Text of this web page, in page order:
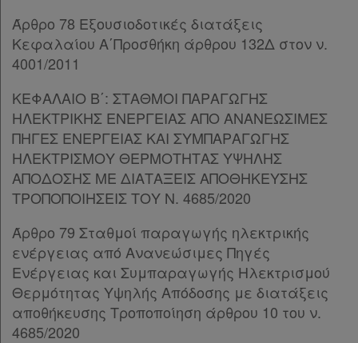
Παρ.5
Άρθρο 40 [-]
Παρ.2
Παρ.3
Παρ.4
Παρ.5
Άρθρο 41 [-]
Παρ.1
Παρ.2
Παρ.3
Παρ.4
Παρ.5
Παρ.6
Παρ.7
Παρ.8
Άρθρο 78 Εξουσιοδοτικές διατάξεις
Κεφαλαίου Α΄Προσθήκη άρθρου 132Δ στον ν.
4001/2011
ΚΕΦΑΛΑΙΟ Β΄: ΣΤΑΘΜΟΙ ΠΑΡΑΓΩΓΗΣ
ΗΛΕΚΤΡΙΚΗΣ ΕΝΕΡΓΕΙΑΣ ΑΠΟ ΑΝΑΝΕΩΣΙΜΕΣ
ΠΗΓΕΣ ΕΝΕΡΓΕΙΑΣ ΚΑΙ ΣΥΜΠΑΡΑΓΩΓΗΣ
ΗΛΕΚΤΡΙΣΜΟΥ ΘΕΡΜΟΤΗΤΑΣ ΥΨΗΛΗΣ
ΑΠΟΔΟΣΗΣ ΜΕ ΔΙΑΤΑΞΕΙΣ ΑΠΟΘΗΚΕΥΣΗΣ
ΤΡΟΠΟΠΟΙΗΣΕΙΣ ΤΟΥ Ν. 4685/2020
Άρθρο 79 Σταθμοί παραγωγής ηλεκτρικής
ενέργειας από Ανανεώσιμες Πηγές
Ενέργειας και Συμπαραγωγής Ηλεκτρισμού
Θερμότητας Υψηλής Απόδοσης με διατάξεις
αποθήκευσης Τροποποίηση άρθρου 10 του ν.
4685/2020